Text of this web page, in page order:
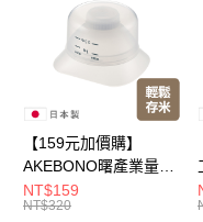
Apple Pay
悠遊付
全盈+PAY
大哥付你分期
相關說明
【159元加價購】
AKEBONO曙產業量米
杯漏斗組(白)/量米杯/
米桶/量米用具/任二件8
NT$159
NT$320